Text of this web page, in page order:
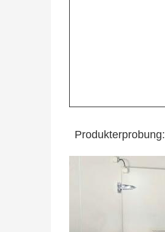
Produkterprobung: